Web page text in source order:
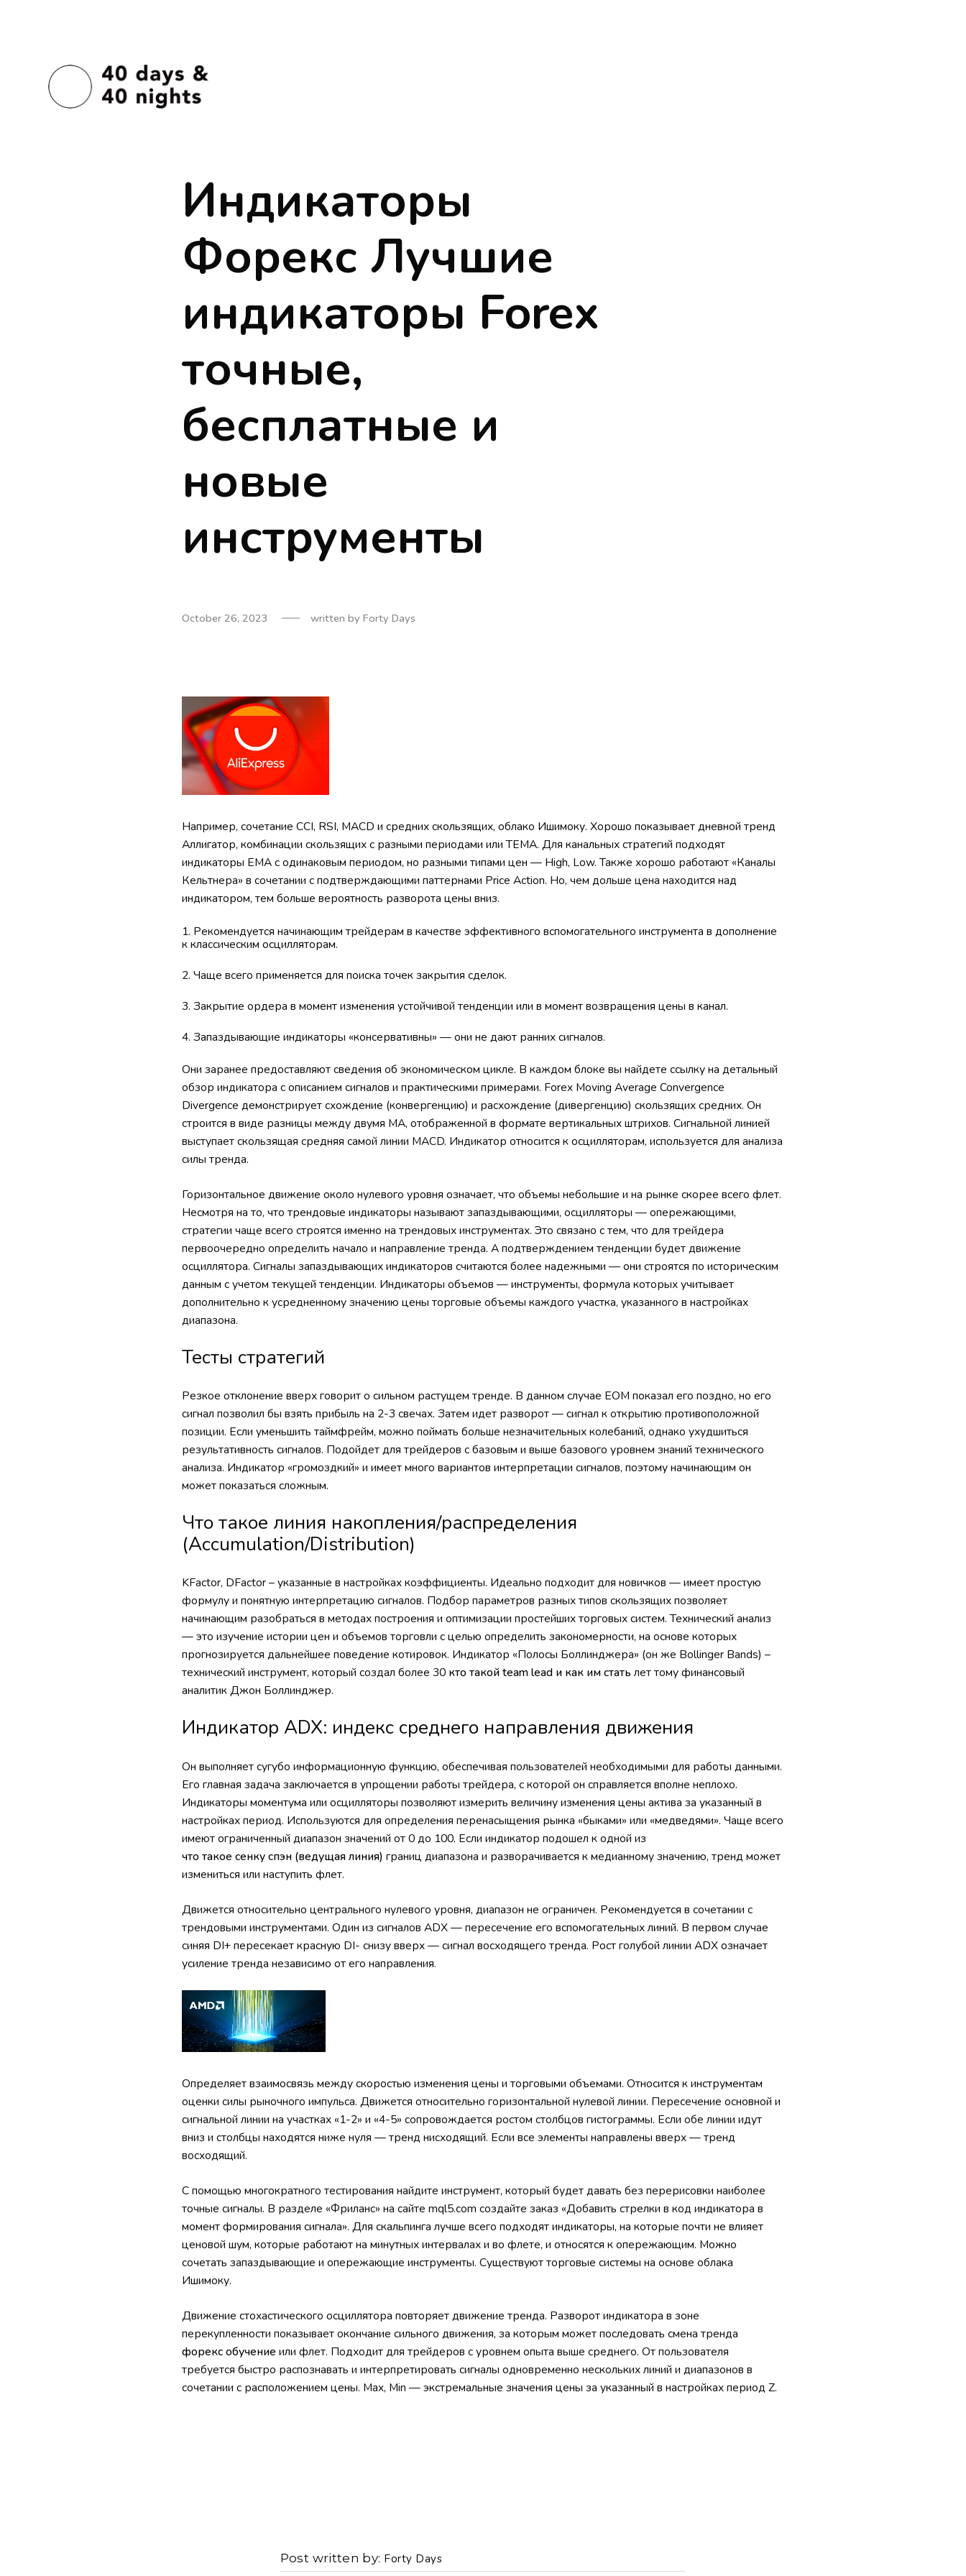
Индикаторы
Форекс Лучшие
индикаторы Forex
точные,
бесплатные и
новые
инструменты
October 26, 2023 written byForty Days
Например, сочетание CCI, RSI, MACD и средних скользящих, облако Ишимоку. Хорошо показывает дневной тренд
Аллигатор, комбинации скользящих с разными периодами или ТЕМА. Для канальных стратегий подходят
индикаторы ЕМА с одинаковым периодом, но разными типами цен — High, Low. Также хорошо работают «Каналы
Кельтнера» в сочетании с подтверждающими паттернами Price Action. Но, чем дольше цена находится над
индикатором, тем больше вероятность разворота цены вниз.
Рекомендуется начинающим трейдерам в качестве эффективного вспомогательного инструмента в дополнение
к классическим осцилляторам.
Чаще всего применяется для поиска точек закрытия сделок.
Закрытие ордера в момент изменения устойчивой тенденции или в момент возвращения цены в канал.
Запаздывающие индикаторы «консервативны» — они не дают ранних сигналов.
Они заранее предоставляют сведения об экономическом цикле. В каждом блоке вы найдете ссылку на детальный
обзор индикатора с описанием сигналов и практическими примерами. Forex Moving Average Convergence
Divergence демонстрирует схождение (конвергенцию) и расхождение (дивергенцию) скользящих средних. Он
строится в виде разницы между двумя МА, отображенной в формате вертикальных штрихов. Сигнальной линией
выступает скользящая средняя самой линии MACD. Индикатор относится к осцилляторам, используется для анализа
силы тренда.
Горизонтальное движение около нулевого уровня означает, что объемы небольшие и на рынке скорее всего флет.
Несмотря на то, что трендовые индикаторы называют запаздывающими, осцилляторы — опережающими,
стратегии чаще всего строятся именно на трендовых инструментах. Это связано с тем, что для трейдера
первоочередно определить начало и направление тренда. А подтверждением тенденции будет движение
осциллятора. Сигналы запаздывающих индикаторов считаются более надежными — они строятся по историческим
данным с учетом текущей тенденции. Индикаторы объемов — инструменты, формула которых учитывает
дополнительно к усредненному значению цены торговые объемы каждого участка, указанного в настройках
диапазона.
Тесты стратегий
Резкое отклонение вверх говорит о сильном растущем тренде. В данном случае ЕОМ показал его поздно, но его
сигнал позволил бы взять прибыль на 2-3 свечах. Затем идет разворот — сигнал к открытию противоположной
позиции. Если уменьшить таймфрейм, можно поймать больше незначительных колебаний, однако ухудшиться
результативность сигналов. Подойдет для трейдеров с базовым и выше базового уровнем знаний технического
анализа. Индикатор «громоздкий» и имеет много вариантов интерпретации сигналов, поэтому начинающим он
может показаться сложным.
Что такое линия накопления/распределения
(Accumulation/Distribution)
KFactor, DFactor – указанные в настройках коэффициенты. Идеально подходит для новичков — имеет простую
формулу и понятную интерпретацию сигналов. Подбор параметров разных типов скользящих позволяет
начинающим разобраться в методах построения и оптимизации простейших торговых систем. Технический анализ
— это изучение истории цен и объемов торговли с целью определить закономерности, на основе которых
прогнозируется дальнейшее поведение котировок. Индикатор «Полосы Боллинджера» (он же Bollinger Bands) –
технический инструмент, который создал более 30 кто такой team lead и как им стать лет тому финансовый
аналитик Джон Боллинджер.
Индикатор ADX: индекс среднего направления движения
Он выполняет сугубо информационную функцию, обеспечивая пользователей необходимыми для работы данными.
Его главная задача заключается в упрощении работы трейдера, с которой он справляется вполне неплохо.
Индикаторы моментума или осцилляторы позволяют измерить величину изменения цены актива за указанный в
настройках период. Используются для определения перенасыщения рынка «быками» или «медведями». Чаще всего
имеют ограниченный диапазон значений от 0 до 100. Если индикатор подошел к одной из
что такое сенку спэн (ведущая линия) границ диапазона и разворачивается к медианному значению, тренд может
измениться или наступить флет.
Движется относительно центрального нулевого уровня, диапазон не ограничен. Рекомендуется в сочетании с
трендовыми инструментами. Один из сигналов ADX — пересечение его вспомогательных линий. В первом случае
синяя DI+ пересекает красную DI- снизу вверх — сигнал восходящего тренда. Рост голубой линии ADX означает
усиление тренда независимо от его направления.
Определяет взаимосвязь между скоростью изменения цены и торговыми объемами. Относится к инструментам
оценки силы рыночного импульса. Движется относительно горизонтальной нулевой линии. Пересечение основной и
сигнальной линии на участках «1-2» и «4-5» сопровождается ростом столбцов гистограммы. Если обе линии идут
вниз и столбцы находятся ниже нуля — тренд нисходящий. Если все элементы направлены вверх — тренд
восходящий.
С помощью многократного тестирования найдите инструмент, который будет давать без перерисовки наиболее
точные сигналы. В разделе «Фриланс» на сайте mql5.com создайте заказ «Добавить стрелки в код индикатора в
момент формирования сигнала». Для скальпинга лучше всего подходят индикаторы, на которые почти не влияет
ценовой шум, которые работают на минутных интервалах и во флете, и относятся к опережающим. Можно
сочетать запаздывающие и опережающие инструменты. Существуют торговые системы на основе облака
Ишимоку.
Движение стохастического осциллятора повторяет движение тренда. Разворот индикатора в зоне
перекупленности показывает окончание сильного движения, за которым может последовать смена тренда
форекс обучение или флет. Подходит для трейдеров с уровнем опыта выше среднего. От пользователя
требуется быстро распознавать и интерпретировать сигналы одновременно нескольких линий и диапазонов в
сочетании с расположением цены. Max, Min — экстремальные значения цены за указанный в настройках период Z.
Post written by Forty Days